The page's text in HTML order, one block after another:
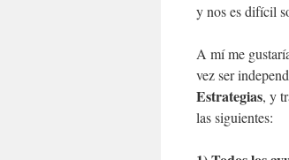
y nos es difícil
A mí me
vez ser
Estrategias, y
las siguientes: